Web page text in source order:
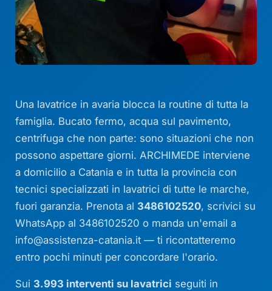
Una lavatrice in avaria blocca la routine di tutta la
famiglia. Bucato fermo, acqua sul pavimento,
centrifuga che non parte: sono situazioni che non
possono aspettare giorni. ARCHIMEDE interviene
a domicilio a Catania e in tutta la provincia con
tecnici specializzati in lavatrici di tutte le marche,
fuori garanzia. Prenota al 3486102520, scrivici su
WhatsApp al 3486102520 o manda un'email a
info@assistenza-catania.it — ti ricontatteremo
entro pochi minuti per concordare l'orario.
Sui 3.993 interventi su lavatrici seguiti in